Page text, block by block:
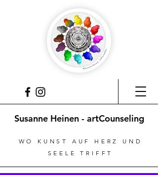
Susanne Heinen - artCounseling
WO KUNST AUF HERZ UND
SEELE TRIFFT